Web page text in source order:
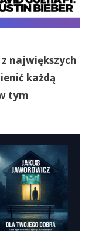
największych
każdą
tym